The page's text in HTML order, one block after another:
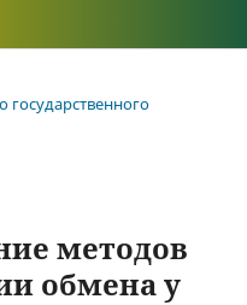
аграрного
государственного
методов
обмена у